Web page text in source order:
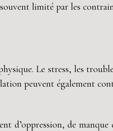
limité par les
Le stress, les
peuvent également
d’oppression, de